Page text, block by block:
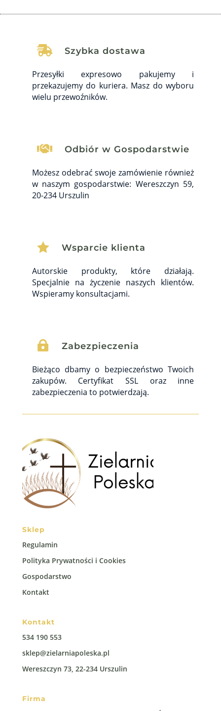
 Szybka dostawa
Przesyłki expresowo pakujemy i
przekazujemy do kuriera. Masz do wyboru
wielu przewoźników.
 Odbiór w Gospodarstwie
Możesz odebrać swoje zamówienie również
w naszym gospodarstwie: Wereszczyn 59,
20-234 Urszulin
 Wsparcie klienta
Autorskie produkty, które działają.
Specjalnie na życzenie naszych klientów.
Wspieramy konsultacjami.
 Zabezpieczenia
Bieżąco dbamy o bezpieczeństwo Twoich
zakupów. Certyfikat SSL oraz inne
zabezpieczenia to potwierdzają.
Sklep
Regulamin
Polityka Prywatności i Cookies
Gospodarstwo
Kontakt
Kontakt
534 190 553
sklep@zielarniapoleska.pl
Wereszczyn 73, 22-234 Urszulin
Firma